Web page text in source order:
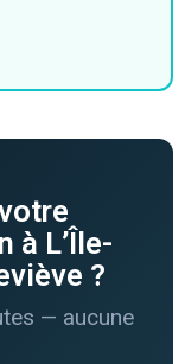
à L’Île-
?
— aucune